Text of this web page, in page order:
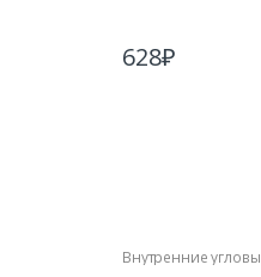
628₽
Внутренние